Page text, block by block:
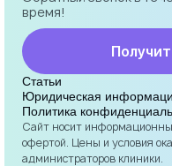
время!
Статьи
Юридическая
Политика
Сайт носит
офертой. Цены и условия
администраторов клиники.